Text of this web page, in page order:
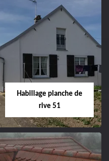
Nettoyage et
ravalement de
façade 51
Habillage planche de
rive 51